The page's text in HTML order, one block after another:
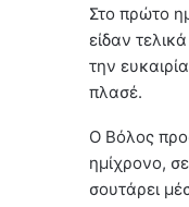
Στο πρώτο
είδαν
την
πλασέ.
Ο Βόλος
ημίχρονο,
σουτάρει